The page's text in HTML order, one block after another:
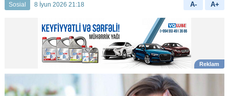
Sosial 8 İyun 2026 21:18 A- A+